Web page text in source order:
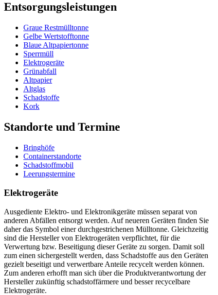
Entsorgungsleistungen
Graue Restmülltonne
Gelbe Wertstofftonne
Blaue Altpapiertonne
Sperrmüll
Elektrogeräte
Grünabfall
Altpapier
Altglas
Schadstoffe
Kork
Standorte und Termine
Bringhöfe
Containerstandorte
Schadstoffmobil
Leerungstermine
Elektrogeräte
Ausgediente Elektro- und Elektronikgeräte müssen separat von
anderen Abfällen entsorgt werden. Auf neueren Geräten finden Sie
daher das Symbol einer durchgestrichenen Mülltonne. Gleichzeitig
sind die Hersteller von Elektrogeräten verpflichtet, für die
Verwertung bzw. Beseitigung dieser Geräte zu sorgen. Damit soll
zum einen sichergestellt werden, dass Schadstoffe aus den Geräten
gezielt beseitigt und verwertbare Anteile recycelt werden können.
Zum anderen erhofft man sich über die Produktverantwortung der
Hersteller zukünftig schadstoffärmere und besser recycelbare
Elektrogeräte.